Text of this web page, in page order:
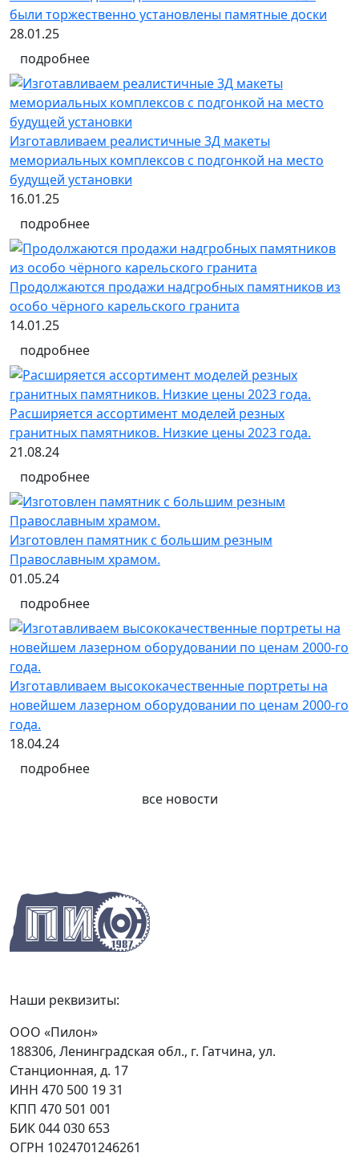
были торжественно установлены памятные доски
28.01.25
подробнее
Изготавливаем реалистичные 3Д макеты
мемориальных комплексов с подгонкой на место
будущей установки
16.01.25
подробнее
Продолжаются продажи надгробных памятников из
особо чёрного карельского гранита
14.01.25
подробнее
Расширяется ассортимент моделей резных
гранитных памятников. Низкие цены 2023 года.
21.08.24
подробнее
Изготовлен памятник с большим резным
Православным храмом.
01.05.24
подробнее
Изготавливаем высококачественные портреты на
новейшем лазерном оборудовании по ценам 2000-го
года.
18.04.24
подробнее
все новости
Наши реквизиты:
ООО «Пилон»
188306, Ленинградская обл., г. Гатчина, ул.
Станционная, д. 17
ИНН 470 500 19 31
КПП 470 501 001
БИК 044 030 653
ОГРН 1024701246261